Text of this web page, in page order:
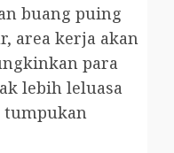
buang puing
area kerja akan
para
lebih leluasa
tumpukan